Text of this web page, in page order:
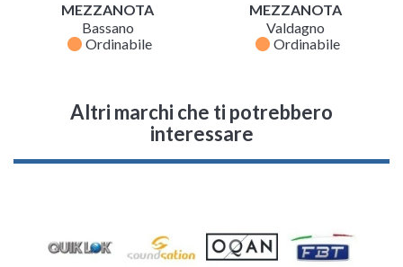
MEZZANOTA
Bassano
fiber_manual_record Ordinabile
MEZZANOTA
Valdagno
fiber_manual_record Ordinabile
Altri marchi che ti potrebbero
interessare